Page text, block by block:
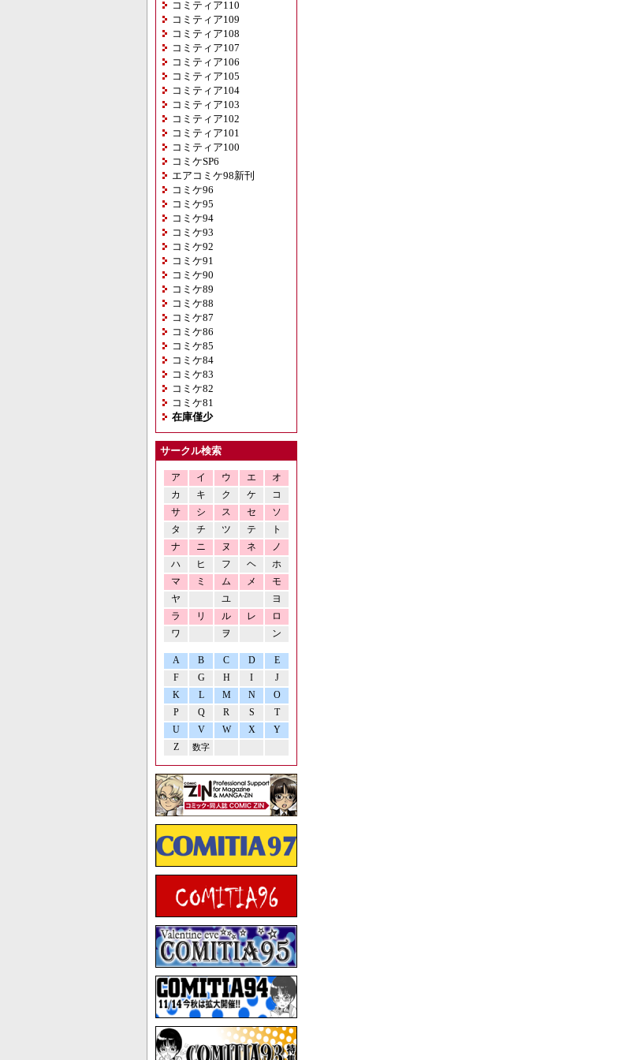
コミティア110
コミティア109
コミティア108
コミティア107
コミティア106
コミティア105
コミティア104
コミティア103
コミティア102
コミティア101
コミティア100
コミケSP6
エアコミケ98新刊
コミケ96
コミケ95
コミケ94
コミケ93
コミケ92
コミケ91
コミケ90
コミケ89
コミケ88
コミケ87
コミケ86
コミケ85
コミケ84
コミケ83
コミケ82
コミケ81
在庫僅少
サークル検索
ア イ ウ エ
オ
カ
キ ク ケ
コ
サ
シ ス セ
ソ
タ
チ ツ テ
ト
ナ
ニ ヌ ネ
ノ
ハ
ヒ フ ヘ
ホ
マ
ミ ム メ
モ
ヤ
ユ
ヨ
ラ
リ ル レ
ロ
ワ
ヲ ン
A B C D
E
F
G H I
J
K
L M N
O
P
Q R S
T
U
V W X
Y
Z
数字